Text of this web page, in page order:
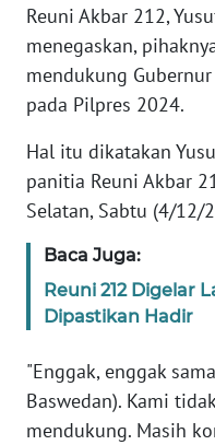
Reuni Akbar 212,
menegaskan,
mendukung
pada Pilpres 2024.
Hal itu dikatakan
panitia Reuni Akbar
Selatan, Sabtu (4/12/
Baca Juga:
Reuni 212 Digelar
Dipastikan Hadir
"Enggak, enggak
Baswedan). Kami
mendukung. Masih
REDAKSI
KARIR
DISCLAIMER
Wahana
News
Regional
WN
WN
JAKARTA